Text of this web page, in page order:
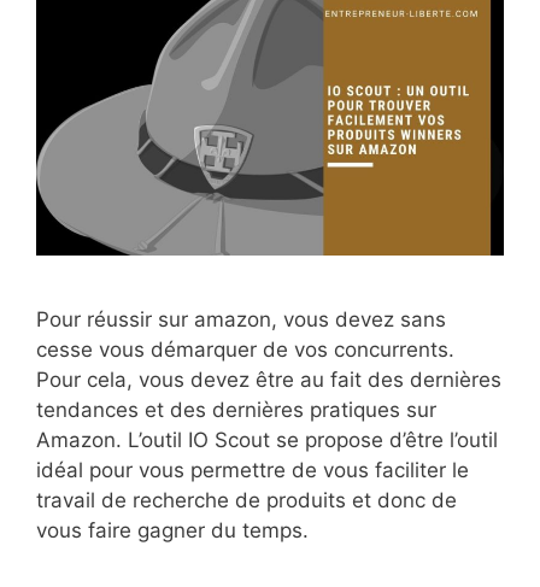
Pour réussir sur amazon, vous devez sans
cesse vous démarquer de vos concurrents.
Pour cela, vous devez être au fait des dernières
tendances et des dernières pratiques sur
Amazon. L’outil IO Scout se propose d’être l’outil
idéal pour vous permettre de vous faciliter le
travail de recherche de produits et donc de
vous faire gagner du temps.